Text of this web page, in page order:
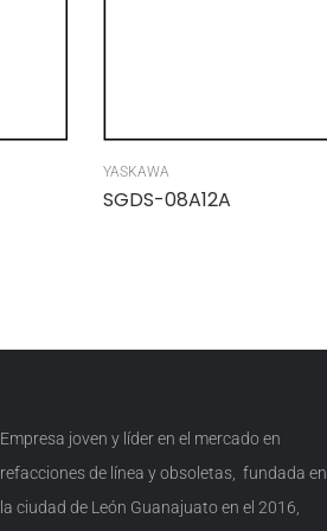
YASKAWA
SGDS-08A12A
Empresa joven y líder en el mercado en
refacciones de línea y obsoletas, fundada en
la ciudad de León Guanajuato en el 2016,